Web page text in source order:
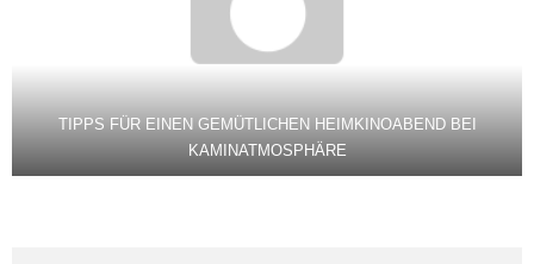
TIPPS FÜR EINEN GEMÜTLICHEN HEIMKINOABEND BEI
KAMINATMOSPHÄRE